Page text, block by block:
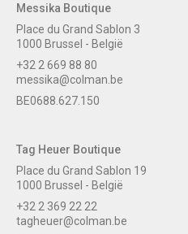
Messika Boutique
Place du Grand Sablon 3
1000 Brussel - België
+32 2 669 88 80
messika@colman.be
BE0688.627.150
Tag Heuer Boutique
Place du Grand Sablon 19
1000 Brussel - België
+32 2 369 22 22
tagheuer@colman.be